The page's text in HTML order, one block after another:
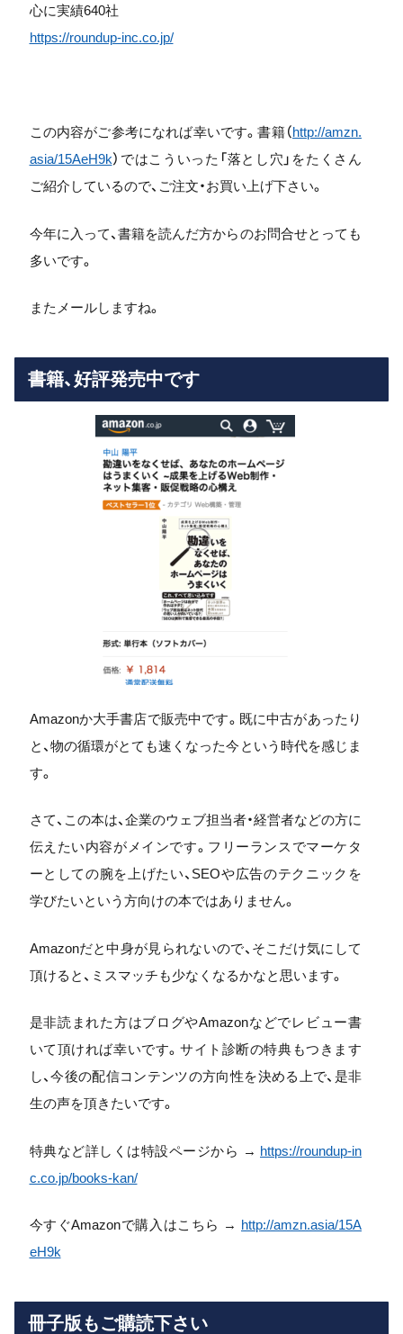
心に実績640社
https://roundup-inc.co.jp/
この内容がご参考になれば幸いです。書籍（http://amzn.
asia/15AeH9k）ではこういった「落とし穴」をたくさん
ご紹介しているので、ご注文・お買い上げ下さい。
今年に入って、書籍を読んだ方からのお問合せとっても
多いです。
またメールしますね。
書籍、好評発売中です
Amazonか大手書店で販売中です。既に中古があったり
と、物の循環がとても速くなった今という時代を感じま
す。
さて、この本は、企業のウェブ担当者・経営者などの方に
伝えたい内容がメインです。フリーランスでマーケタ
ーとしての腕を上げたい、SEOや広告のテクニックを
学びたいという方向けの本ではありません。
Amazonだと中身が見られないので、そこだけ気にして
頂けると、ミスマッチも少なくなるかなと思います。
是非読まれた方はブログやAmazonなどでレビュー書
いて頂ければ幸いです。サイト診断の特典もつきます
し、今後の配信コンテンツの方向性を決める上で、是非
生の声を頂きたいです。
特典など詳しくは特設ページから → https://roundup-in
c.co.jp/books-kan/
今すぐAmazonで購入はこちら → http://amzn.asia/15A
eH9k
冊子版もご購読下さい